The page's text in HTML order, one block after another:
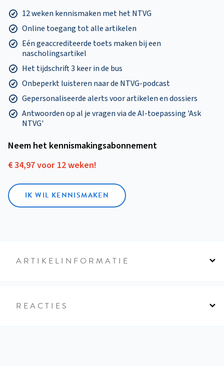
12 weken kennismaken met het NTVG
Online toegang tot alle artikelen
Eén geaccrediteerde toets maken bij een
nascholingsartikel
Het tijdschrift 3 keer in de bus
Onbeperkt luisteren naar de NTVG-podcast
Gepersonaliseerde alerts voor artikelen en dossiers
Antwoorden op al je vragen via de AI-toepassing 'Ask
NTVG'
Neem het kennismakings­abonnement
€ 34,97 voor 12 weken!
IK WIL KENNISMAKEN
ARTIKELINFORMATIE
REACTIES